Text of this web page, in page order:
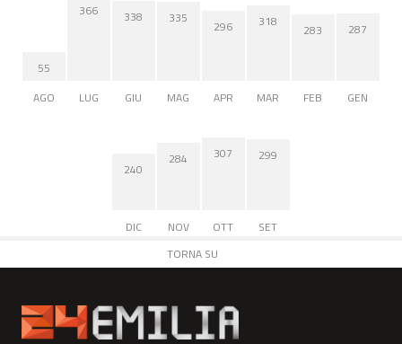
55
AGO
366
LUG
338
GIU
335
MAG
296
APR
318
MAR
283
FEB
287
GEN
240
DIC
284
NOV
307
OTT
299
SET
TORNA SU